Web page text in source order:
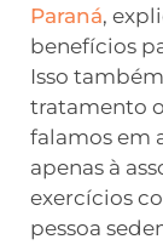
Paraná,
benefícios
Isso
tratamento
falamos em
apenas à
exercícios
pessoa